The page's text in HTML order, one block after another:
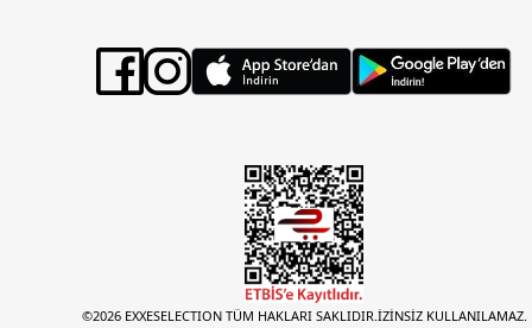
©2026 EXXESELECTION TÜM HAKLARI SAKLIDIR.İZİNSİZ KULLANILAMAZ.